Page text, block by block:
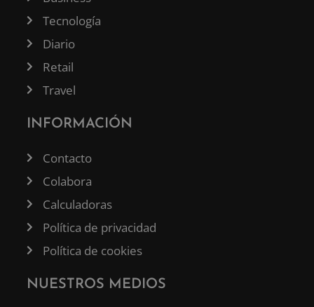
Tecnología
Diario
Retail
Travel
INFORMACIÓN
Contacto
Colabora
Calculadoras
Política de privacidad
Política de cookies
NUESTROS MEDIOS